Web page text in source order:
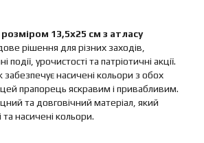
13,5х25 см з атласу
рішення для різних заходів,
урочистості та патріотичні акції.
забезпечує насичені кольори з обох
прапорець яскравим і привабливим.
та довговічний матеріал, який
та насичені кольори.